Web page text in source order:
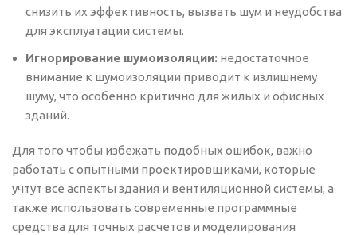
снизить их эффективность, вызвать шум и неудобства
для эксплуатации системы.
Игнорирование шумоизоляции: недостаточное
внимание к шумоизоляции приводит к излишнему
шуму, что особенно критично для жилых и офисных
зданий.
Для того чтобы избежать подобных ошибок, важно
работать с опытными проектировщиками, которые
учтут все аспекты здания и вентиляционной системы, а
также использовать современные программные
средства для точных расчетов и моделирования